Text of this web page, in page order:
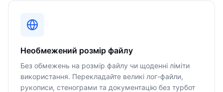
Необмежений розмір файлу
Без обмежень на розмір файлу чи щоденні ліміти
використання. Перекладайте великі лог-файли,
рукописи, стенограми та документацію без турбот